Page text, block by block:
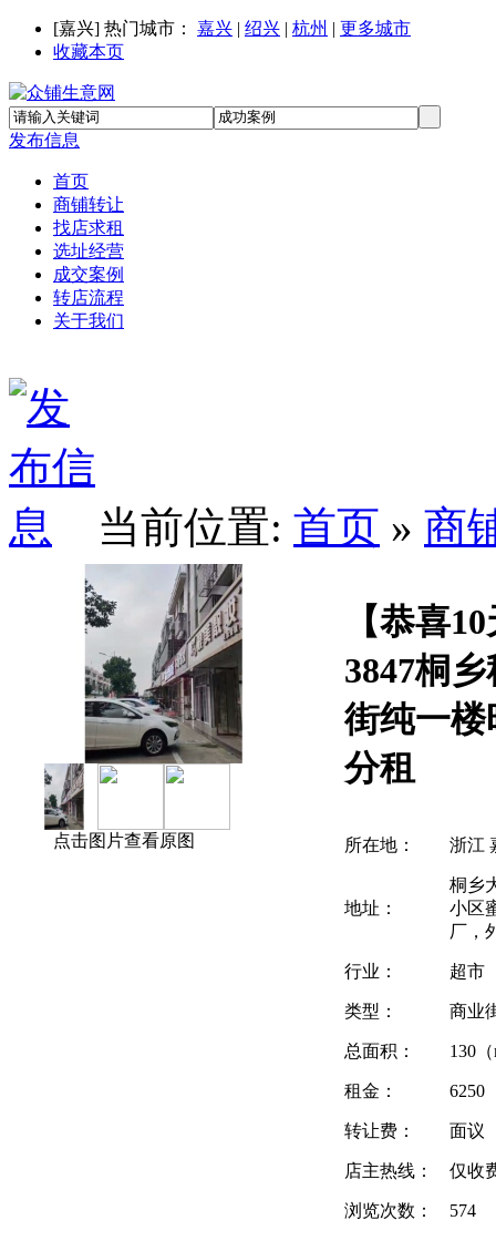
[嘉兴] 热门城市： 嘉兴 | 绍兴 | 杭州 | 更多城市
收藏本页
发布信息
首页
商铺转让
找店求租
选址经营
成交案例
转店流程
关于我们
当前位置: 首页 » 商
点击图片查看原图
【恭喜
3847桐
街纯一
分租
所在地： 浙江
地址：
桐乡
小区
厂，
行业： 超市
类型： 商业
总面积： 130
租金： 6250
转让费： 面议
店主热线： 仅收
浏览次数： 574